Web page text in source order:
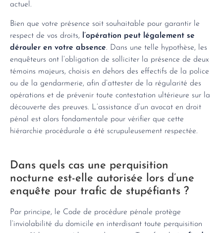
actuel.
Bien que votre présence soit souhaitable pour garantir le
respect de vos droits,
l’opération peut légalement se
dérouler en votre absence. Dans une telle hypothèse, les
enquêteurs ont l’obligation de solliciter la présence de deux
témoins majeurs, choisis en dehors des effectifs de la police
ou de la gendarmerie, afin d’attester de la régularité des
opérations et de prévenir toute contestation ultérieure sur la
découverte des preuves. L’assistance d’un avocat en droit
pénal est alors fondamentale pour vérifier que cette
hiérarchie procédurale a été scrupuleusement respectée.
Dans quels cas une perquisition
nocturne est-elle autorisée lors d’une
enquête pour trafic de stupéfiants ?
Par principe, le Code de procédure pénale protège
l’inviolabilité du domicile en interdisant toute perquisition